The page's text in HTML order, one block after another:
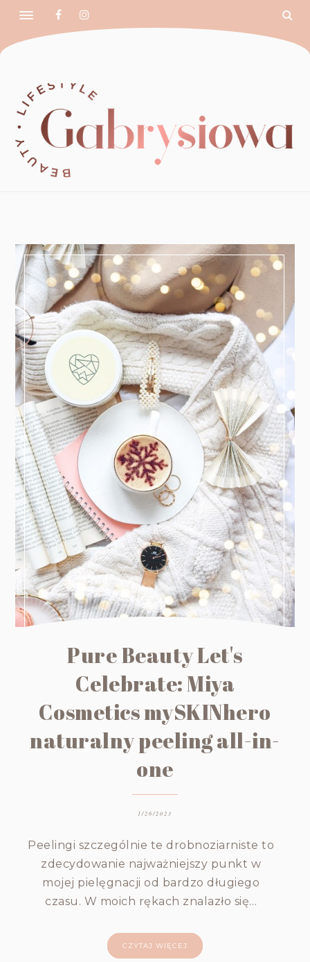
Pure Beauty Let's
Celebrate: Miya
Cosmetics mySKINhero
naturalny peeling all-in-
one
1/26/2023
Peelingi szczególnie te drobnoziarniste to
zdecydowanie najważniejszy punkt w
mojej pielęgnacji od bardzo długiego
czasu. W moich rękach znalazło się…
CZYTAJ WIĘCEJ